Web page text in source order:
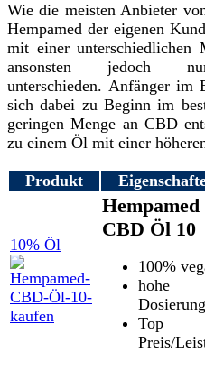
Wie die meisten Anbieter
Hempamed der eigenen
mit einer
ansonsten jedoch
unterschieden. Anfänger
sich dabei zu Beginn im
geringen Menge an CBD
zu einem Öl mit einer
Produkt
10% Öl
Hempamed
CBD Öl 10
100%
hohe
Dosierung
Top
Preis/